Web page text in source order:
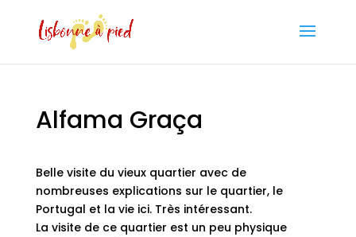
Alfama Graça
Belle visite du vieux quartier avec de
nombreuses explications sur le quartier, le
Portugal et la vie ici. Très intéressant.
La visite de ce quartier est un peu physique